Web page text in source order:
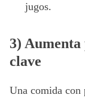
jugos.
3)
clave
Una comida con